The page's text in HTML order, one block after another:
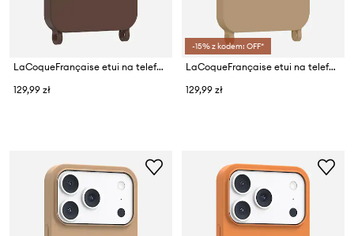
LaCoqueFrançaise etui na telefon Iphone 17 pro
129,99 zł
-15% z kodem: OFF*
LaCoqueFrançaise etui na telefon Iphone 15 pro
129,99 zł